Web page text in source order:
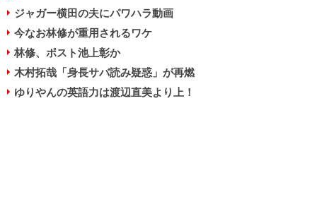
ジャガー横田の夫にパワハラ動画
今なお林修が重用されるワケ
林修、ポスト池上彰か
木村拓哉「身長サバ読み疑惑」が再燃
ゆりやんの英語力は渡辺直美より上！